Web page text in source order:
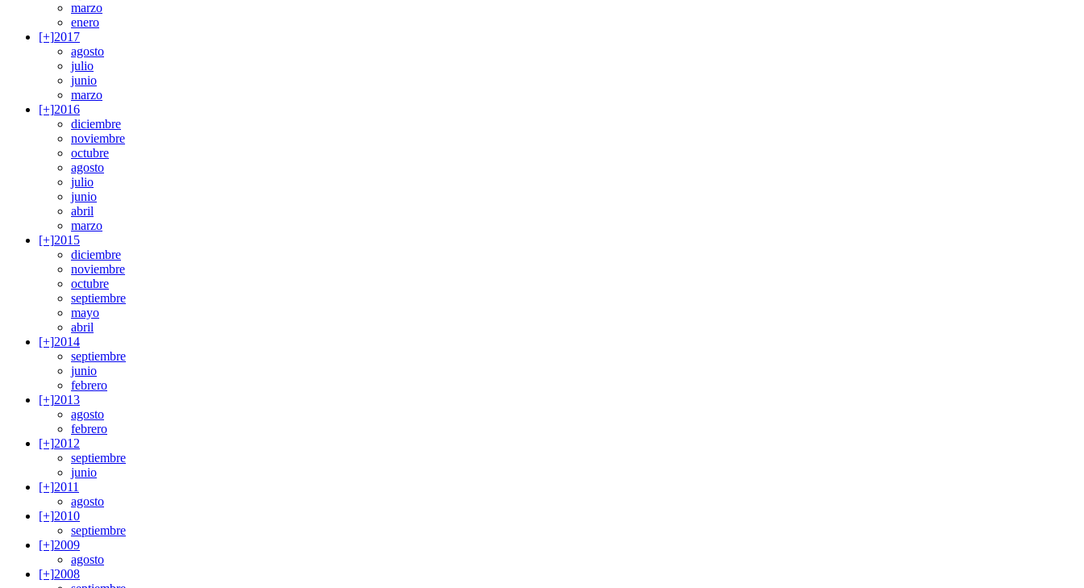
marzo
enero
[+]2017
agosto
julio
junio
marzo
[+]2016
diciembre
noviembre
octubre
agosto
julio
junio
abril
marzo
[+]2015
diciembre
noviembre
octubre
septiembre
mayo
abril
[+]2014
septiembre
junio
febrero
[+]2013
agosto
febrero
[+]2012
septiembre
junio
[+]2011
agosto
[+]2010
septiembre
[+]2009
agosto
[+]2008